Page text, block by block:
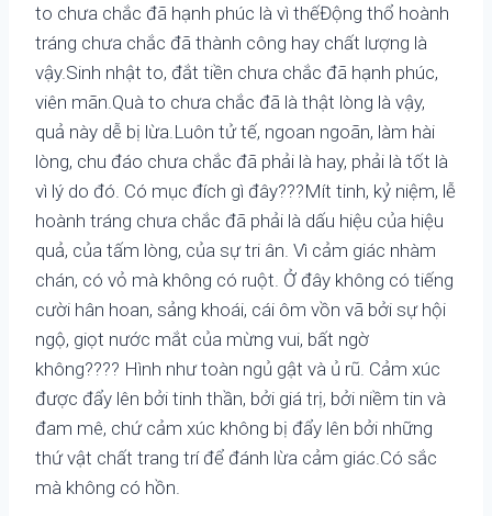
to chưa chắc đã hạnh phúc là vì thếĐộng thổ hoành
tráng chưa chắc đã thành công hay chất lượng là
vậy.Sinh nhật to, đắt tiền chưa chắc đã hạnh phúc,
viên mãn.Quà to chưa chắc đã là thật lòng là vậy,
quả này dễ bị lừa.Luôn tử tế, ngoan ngoãn, làm hài
lòng, chu đáo chưa chắc đã phải là hay, phải là tốt là
vì lý do đó. Có mục đích gì đây???Mít tinh, kỷ niệm, lễ
hoành tráng chưa chắc đã phải là dấu hiệu của hiệu
quả, của tấm lòng, của sự tri ân. Vì cảm giác nhàm
chán, có vỏ mà không có ruột. Ở đây không có tiếng
cười hân hoan, sảng khoái, cái ôm vồn vã bởi sự hội
ngộ, giọt nước mắt của mừng vui, bất ngờ
không???? Hình như toàn ngủ gật và ủ rũ. Cảm xúc
được đẩy lên bởi tinh thần, bởi giá trị, bởi niềm tin và
đam mê, chứ cảm xúc không bị đẩy lên bởi những
thứ vật chất trang trí để đánh lừa cảm giác.Có sắc
mà không có hồn.